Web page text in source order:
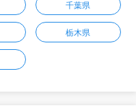
千葉県
栃木県